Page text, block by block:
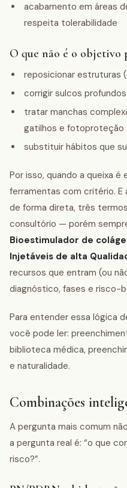
acabamento em áreas
respeita tolerabilidade
O que não é o
reposicionar estruturas
corrigir sulcos
tratar manchas
gatilhos e fotoproteção
substituir hábitos que
Por isso, quando a queixa
ferramentas com critério.
de forma direta, três
consultório — porém
Bioestimulador de
Injetáveis de alta
recursos que entram (ou
diagnóstico, fases e risco-
Para entender essa lógica
você pode ler:
biblioteca médica,
e naturalidade.
Combinações
A pergunta mais comum
a pergunta real é: “o que
risco?”.